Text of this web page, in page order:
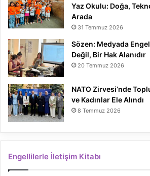
Yaz Okulu: Doğa,
Arada
31 Temmuz 2026
Sözen: Medyada
Değil, Bir Hak Alanıdır
20 Temmuz 2026
NATO Zirvesi’nde
ve Kadınlar Ele Alındı
8 Temmuz 2026
Engellilerle İletişim Kitabı